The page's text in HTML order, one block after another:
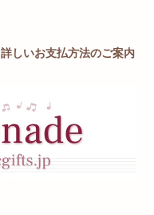
詳しいお支払方法のご案内